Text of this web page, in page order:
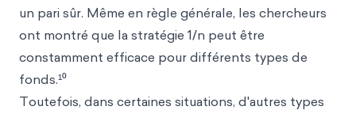
un pari sûr. Même en règle générale, les chercheurs
ont montré que la stratégie 1/n peut être
constamment efficace pour différents types de
fonds.¹⁰
Toutefois, dans certaines situations, d'autres types